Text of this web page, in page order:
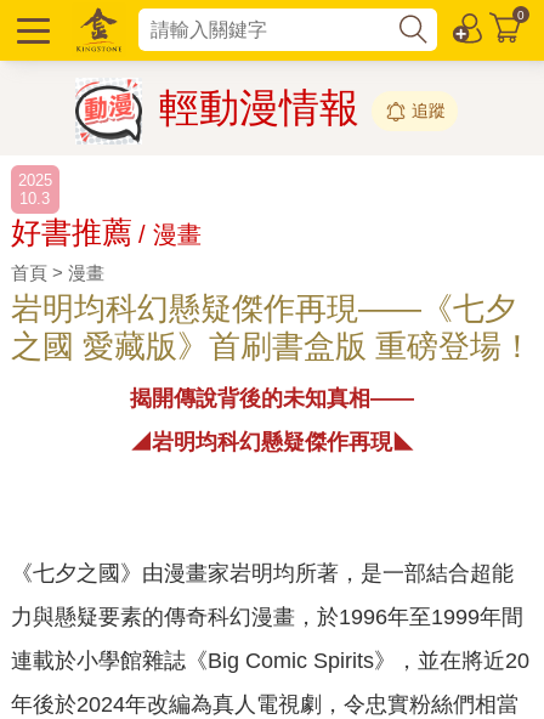
0
輕動漫情報 追蹤
2025
10.3
好書推薦 / 漫畫
首頁 > 漫畫
岩明均科幻懸疑傑作再現——《七夕
之國 愛藏版》首刷書盒版 重磅登場！
揭開傳說背後的未知真相——
◢岩明均科幻懸疑傑作再現◣
《七夕之國》由漫畫家岩明均所著，是一部結合超能
力與懸疑要素的傳奇科幻漫畫，於1996年至1999年間
連載於小學館雜誌《Big Comic Spirits》，並在將近20
年後於2024年改編為真人電視劇，令忠實粉絲們相當